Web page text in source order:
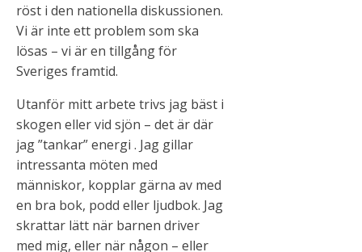
röst i den nationella diskussionen.
Vi är inte ett problem som ska
lösas – vi är en tillgång för
Sveriges framtid.
Utanför mitt arbete trivs jag bäst i
skogen eller vid sjön – det är där
jag ”tankar” energi . Jag gillar
intressanta möten med
människor, kopplar gärna av med
en bra bok, podd eller ljudbok. Jag
skrattar lätt när barnen driver
med mig, eller när någon – eller